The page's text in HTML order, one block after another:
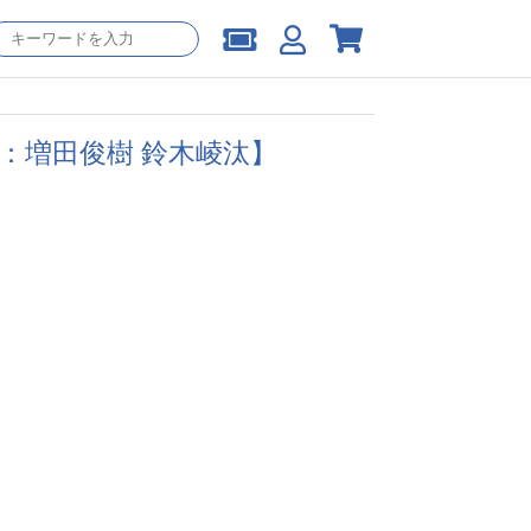
増田俊樹 鈴木崚汰】